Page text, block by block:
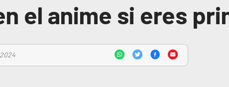
el anime si eres